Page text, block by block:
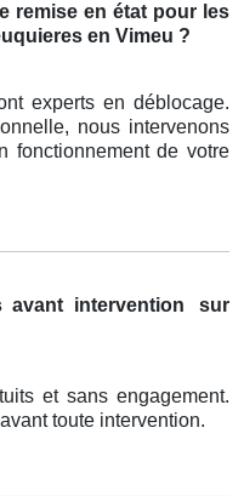
remise en état pour les
en Vimeu ?
experts en déblocage.
nous intervenons
fonctionnement de votre
avant intervention
sur
et sans engagement.
toute intervention.